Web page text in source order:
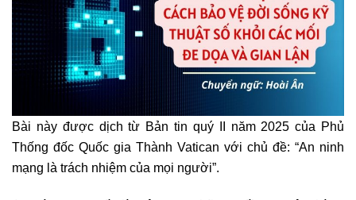
Bài này được dịch từ Bản tin quý II năm 2025 của Phủ
Thống đốc Quốc gia Thành Vatican với chủ đề: “An ninh
mạng là trách nhiệm của mọi người”.